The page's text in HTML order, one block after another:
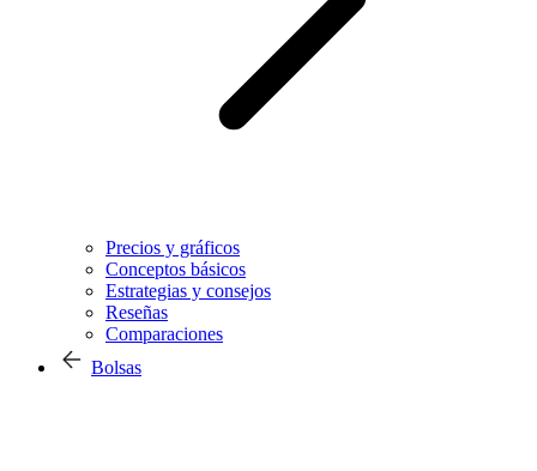
Precios y gráficos
Conceptos básicos
Estrategias y consejos
Reseñas
Comparaciones
Bolsas